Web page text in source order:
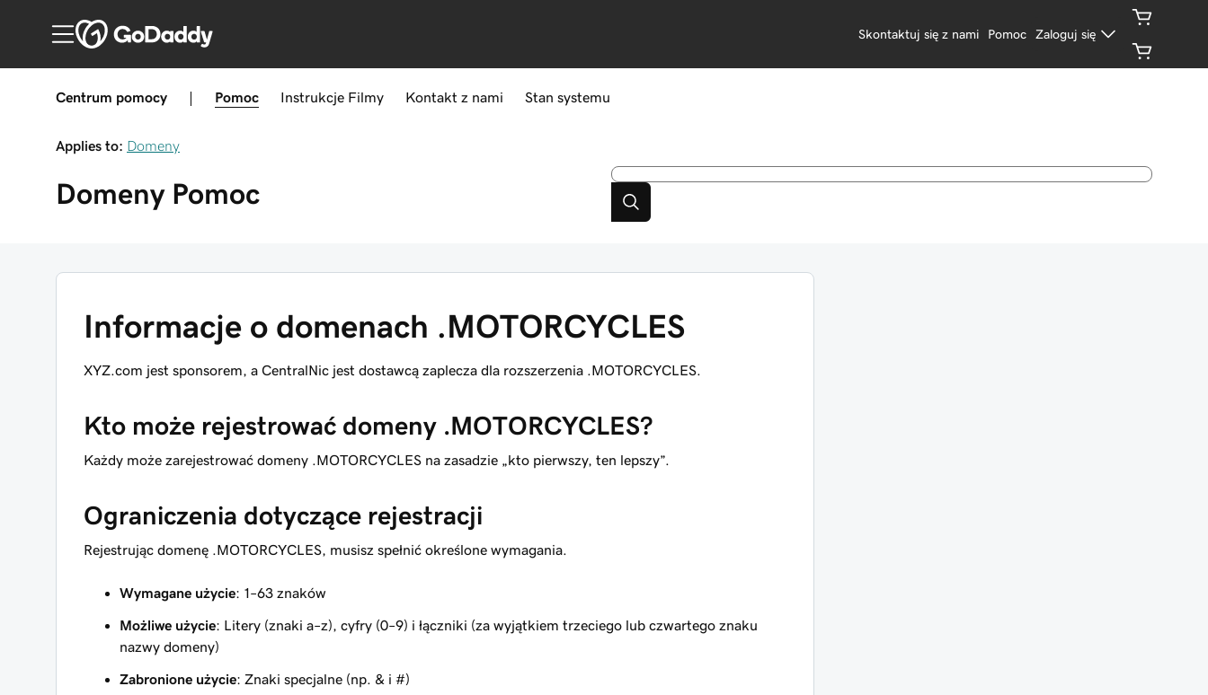
Skontaktuj się z nami Pomoc Zaloguj się
Centrum pomocy Pomoc Instrukcje Filmy Kontakt z nami Stan systemu
Applies to: Domeny
Domeny Pomoc
Informacje o domenach .MOTORCYCLES
XYZ.com jest sponsorem, a CentralNic jest dostawcą zaplecza dla rozszerzenia .MOTORCYCLES.
Kto może rejestrować domeny .MOTORCYCLES?
Każdy może zarejestrować domeny .MOTORCYCLES na zasadzie „kto pierwszy, ten lepszy”.
Ograniczenia dotyczące rejestracji
Rejestrując domenę .MOTORCYCLES, musisz spełnić określone wymagania.
Wymagane użycie: 1–63 znaków
Możliwe użycie: Litery (znaki a–z), cyfry (0–9) i łączniki (za wyjątkiem trzeciego lub czwartego znaku
nazwy domeny)
Zabronione użycie: Znaki specjalne (np. & i #)